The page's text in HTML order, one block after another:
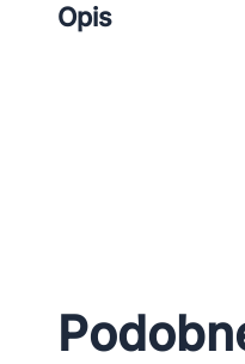
Opis